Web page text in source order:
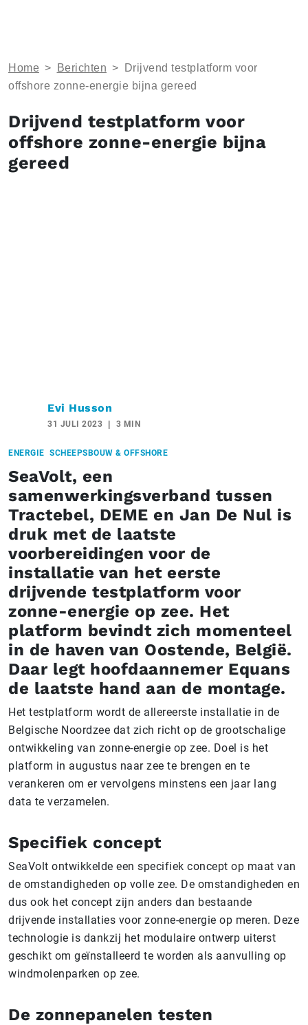
Home > Berichten >
Drijvend testplatform voor
offshore zonne-energie bijna gereed
Drijvend testplatform voor
offshore zonne-energie bijna
gereed
Evi Husson
31 JULI 2023 3 MIN
ENERGIE SCHEEPSBOUW & OFFSHORE
SeaVolt, een
samenwerkingsverband tussen
Tractebel, DEME en Jan De Nul is
druk met de laatste
voorbereidingen voor de
installatie van het eerste
drijvende testplatform voor
zonne-energie op zee. Het
platform bevindt zich momenteel
in de haven van Oostende, België.
Daar legt hoofdaannemer Equans
de laatste hand aan de montage.
Het testplatform wordt de allereerste installatie in de
Belgische Noordzee dat zich richt op de grootschalige
ontwikkeling van zonne-energie op zee. Doel is het
platform in augustus naar zee te brengen en te
verankeren om er vervolgens minstens een jaar lang
data te verzamelen.
Specifiek concept
SeaVolt ontwikkelde een specifiek concept op maat van
de omstandigheden op volle zee. De omstandigheden en
dus ook het concept zijn anders dan bestaande
drijvende installaties voor zonne-energie op meren. Deze
technologie is dankzij het modulaire ontwerp uiterst
geschikt om geïnstalleerd te worden als aanvulling op
windmolenparken op zee.
De zonnepanelen testen